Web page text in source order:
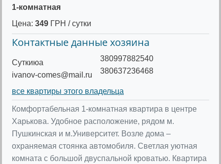
1-комнатная
Цена: 349 ГРН / сутки
Контактные данные хозяина
Cуткиюа
ivanov-comes@mail.ru
380997882540
380637236468
все квартиры этого владельца
Комфортабельная 1-комнатная квартира в центре
Харькова. Удобное расположение, рядом м.
Пушкинская и м.Университет. Возле дома –
охраняемая стоянка автомобиля. Светлая уютная
комната с большой двуспальной кроватью. Квартира